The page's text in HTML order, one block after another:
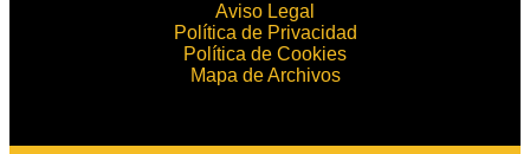
Aviso Legal
Política de Privacidad
Política de Cookies
Mapa de Archivos